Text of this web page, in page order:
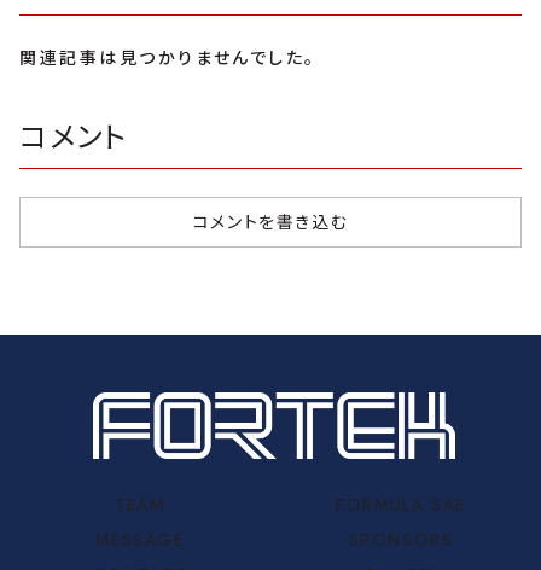
関連記事は見つかりませんでした。
コメント
コメントを書き込む
TEAM
FORMULA SAE
MESSAGE
SPONSORS